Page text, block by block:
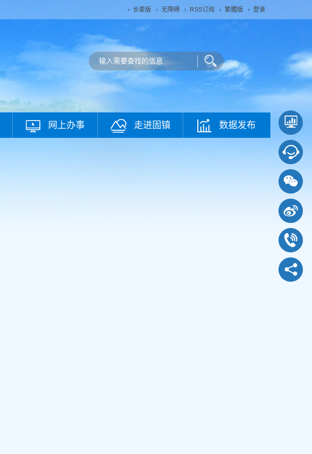
长辈版 无障碍 RSS订阅 繁體版 登录
网上办事 走进固镇 数据发布